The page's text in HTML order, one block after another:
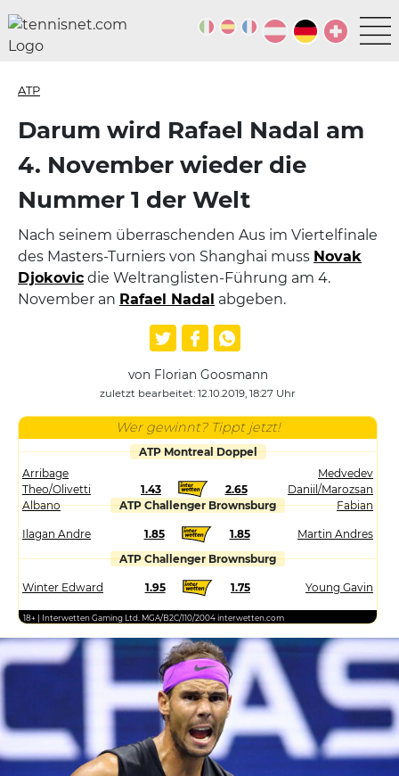
ATP
Darum wird Rafael Nadal am
4. November wieder die
Nummer 1 der Welt
Nach seinem überraschenden Aus im Viertelfinale
des Masters-Turniers von Shanghai muss Novak
Djokovic die Weltranglisten-Führung am 4.
November an Rafael Nadal abgeben.
von Florian Goosmann
zuletzt bearbeitet: 12.10.2019, 18:27 Uhr
Wer gewinnt? Tippt jetzt!
ATP Montreal Doppel
Arribage
Theo/Olivetti
Albano
1.43 2.65
Medvedev
Daniil/Marozsan
Fabian
ATP Challenger Brownsburg
Ilagan Andre 1.85 1.85
Martin Andres
ATP Challenger Brownsburg
Winter Edward 1.95 1.75 Young Gavin
18+ | Interwetten Gaming Ltd. MGA/B2C/110/2004 interwetten.com